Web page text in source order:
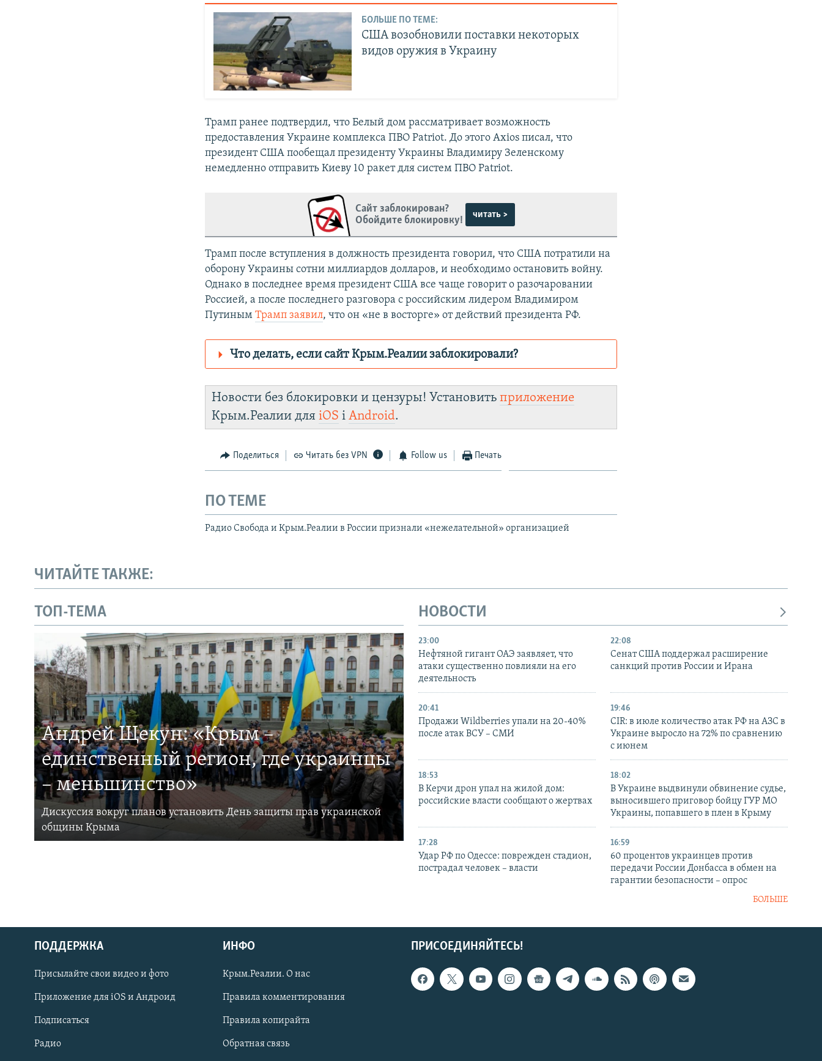
Українською
Qırımtatar
ПРИСОЕДИНЯЙТЕСЬ!
БОЛЬШЕ ПО ТЕМЕ:
США возобновили поставки некоторых
видов оружия в Украину
Трамп ранее подтвердил, что Белый дом рассматривает возможность
предоставления Украине комплекса ПВО Patriot. До этого Axios писал, что
президент США пообещал президенту Украины Владимиру Зеленскому
немедленно отправить Киеву 10 ракет для систем ПВО Patriot.
Сайт заблокирован?
Обойдите блокировку!
читать >
Трамп после вступления в должность президента говорил, что США потратили на
оборону Украины сотни миллиардов долларов, и необходимо остановить войну.
Однако в последнее время президент США все чаще говорит о разочаровании
Россией, а после последнего разговора с российским лидером Владимиром
ПутинымТрамп заявил, что он «не в восторге» от действий президента РФ.
Что делать, если сайт Крым.Реалии заблокировали?
https://d30sddr1jizmkx.cloudfront.net/
Telegram Instagram Viber
Новости без блокировки и цензуры! Установитьприложение
Крым.Реалии дляiOS іAndroid.
Поделиться Читать без VPN Follow us Печать
ПО ТЕМЕ
Радио Свобода и Крым.Реалии в России признали «нежелательной» организацией
ЧИТАЙТЕ ТАКЖЕ:
ТОП-ТЕМА
Андрей Щекун: «Крым –
единственный регион, где украинцы
– меньшинство»
Дискуссия вокруг планов установить День защиты прав украинской
общины Крыма
НОВОСТИ
23:00
Нефтяной гигант ОАЭ заявляет, что
атаки существенно повлияли на его
деятельность
22:08
Сенат США поддержал расширение
санкций против России и Ирана
20:41
Продажи Wildberries упали на 20-40%
после атак ВСУ – СМИ
19:46
CIR: в июле количество атак РФ на АЗС в
Украине выросло на 72% по сравнению
с июнем
18:53
В Керчи дрон упал на жилой дом:
российские власти сообщают о жертвах
18:02
В Украине выдвинули обвинение судье,
выносившего приговор бойцу ГУР МО
Украины, попавшего в плен в Крыму
17:28
Удар РФ по Одессе: поврежден стадион,
пострадал человек – власти
16:59
60 процентов украинцев против
передачи России Донбасса в обмен на
гарантии безопасности – опрос
БОЛЬШЕ
ПРИСОЕДИНЯЙТЕСЬ!
ПОДДЕРЖКА
Присылайте свои видео и фото
Приложение для iOS и Андроид
Подписаться
Радио
ИНФО
Крым.Реалии. О нас
Правила комментирования
Правила копирайта
Обратная связь